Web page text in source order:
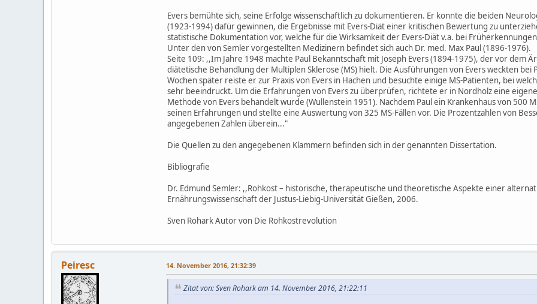
Evers bemühte sich, seine Erfolge wissenschaftlich zu dokumentieren. Er konnte die beiden
(1923-1994) dafür gewinnen, die Ergebnisse mit Evers-Diät einer kritischen Bewertung zu
statistische Dokumentation vor, welche für die Wirksamkeit der Evers-Diät v.a. bei
Unter den von Semler vorgestellten Medizinern befindet sich auch Dr. med. Max Paul (1896-1976).
Seite 109: ,,Im Jahre 1948 machte Paul Bekanntschaft mit Joseph Evers (1894-1975), der vor dem
diätetische Behandlung der Multiplen Sklerose (MS) hielt. Die Ausführungen von Evers weckten
Wochen später reiste er zur Praxis von Evers in Hachen und besuchte einige MS-Patienten, bei
sehr beeindruckt. Um die Erfahrungen von Evers zu überprüfen, richtete er in Nordholz eine
Methode von Evers behandelt wurde (Wullenstein 1951). Nachdem Paul ein Krankenhaus von 500
seinen Erfahrungen und stellte eine Auswertung von 325 MS-Fällen vor. Die Prozentzahlen von
angegebenen Zahlen überein..."
Die Quellen zu den angegebenen Klammern befinden sich in der genannten Dissertation.
Bibliografie
Dr. Edmund Semler: ,,Rohkost – historische, therapeutische und theoretische Aspekte einer
Ernährungswissenschaft der Justus-Liebig-Universität Gießen, 2006.
Sven Rohark Autor von Die Rohkostrevolution
Peiresc 14. November 2016, 21:32:39
Zitat von: Sven Rohark am 14. November 2016, 21:22:11